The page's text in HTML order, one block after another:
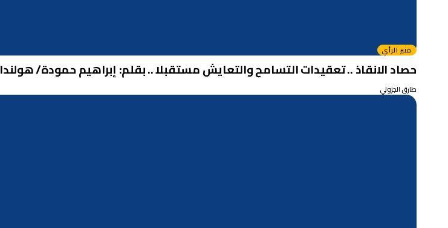
منبر الرأي
حصاد الانقاذ .. تعقيدات التسامح والتعايش مستقبلا .. بقلم: إبراهيم حمودة/ هولندا
طارق الجزولي